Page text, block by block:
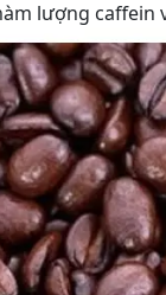
lượng caffein